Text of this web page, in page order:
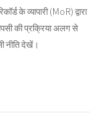
के व्यापारी (MoR) द्वारा
की प्रक्रिया अलग से
नीति देखें।